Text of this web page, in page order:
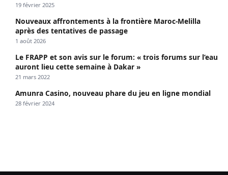
19 février 2025
Nouveaux affrontements à la frontière Maroc-Melilla
après des tentatives de passage
1 août 2026
Le FRAPP et son avis sur le forum: « trois forums sur l’eau
auront lieu cette semaine à Dakar »
21 mars 2022
Amunra Casino, nouveau phare du jeu en ligne mondial
28 février 2024